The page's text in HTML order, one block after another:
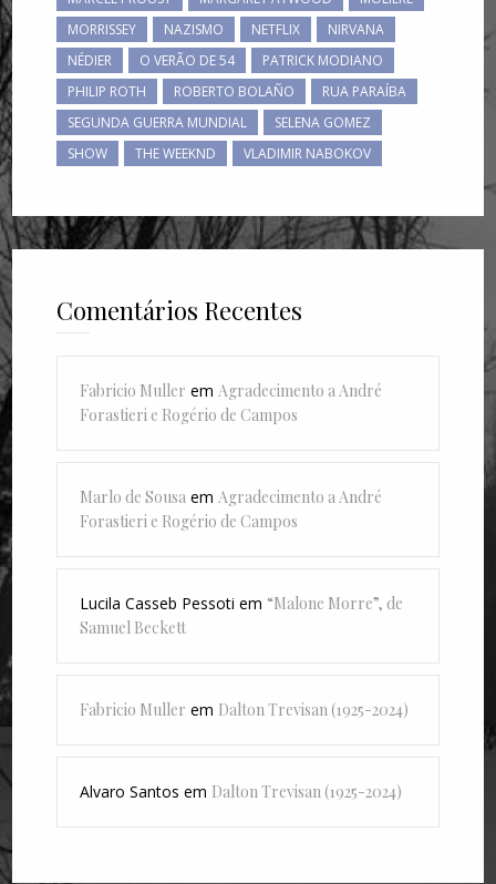
MORRISSEY
NAZISMO NETFLIX
NIRVANA
NÉDIER
O VERÃO DE 54
PATRICK MODIANO
PHILIP ROTH
ROBERTO BOLAÑO
RUA PARAÍBA
SEGUNDA GUERRA MUNDIAL
SELENA GOMEZ
SHOW
THE WEEKND VLADIMIR NABOKOV
Comentários Recentes
Fabricio Muller em Agradecimento a André
Forastieri e Rogério de Campos
Marlo de Sousa em Agradecimento a André
Forastieri e Rogério de Campos
Lucila Casseb Pessoti em “Malone Morre”, de
Samuel Beckett
Fabricio Muller em Dalton Trevisan (1925-2024)
Alvaro Santos em Dalton Trevisan (1925-2024)